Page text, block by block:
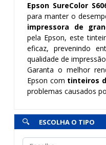
Epson SureColor
para manter o
impressora de
pela Epson, este
eficaz, prevenindo
qualidade de
Garanta o melhor
Epson com tinteiros
problemas causados
ESCOLHA O TIPO